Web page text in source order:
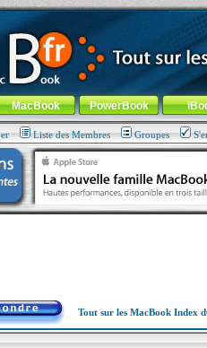
nomade !
menu général-Aller au menu de
MacBook PowerBook
Liste des Membres Groupes
Tout sur les MacBook Index